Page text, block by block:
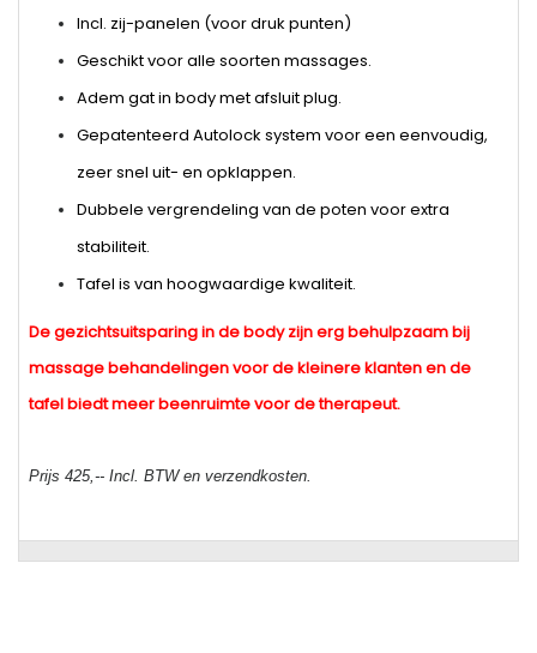
Incl. zij-panelen (voor druk punten)
Geschikt voor alle soorten massages.
Adem gat in body met afsluit plug.
Gepatenteerd Autolock system voor een eenvoudig,
zeer snel uit- en opklappen.
Dubbele vergrendeling van de poten voor extra
stabiliteit.
Tafel is van hoogwaardige kwaliteit.
De gezichtsuitsparing in de body zijn erg behulpzaambij
massage behandelingen voor de kleinere klanten en de
tafel biedt meer beenruimte voor de therapeut.
Prijs 425,-- Incl. BTW en verzendkosten.